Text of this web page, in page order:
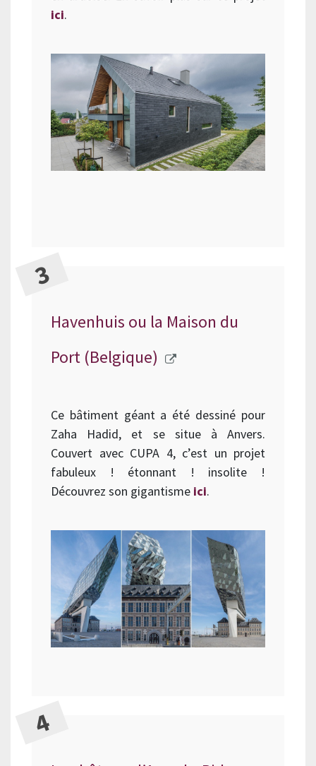
ici.
Havenhuis ou la Maison du
Port (Belgique)
Ce bâtiment géant a été dessiné pour
Zaha Hadid, et se situe à Anvers.
Couvert avec CUPA 4, c’est un projet
fabuleux ! étonnant ! insolite !
Découvrez son gigantisme ici.